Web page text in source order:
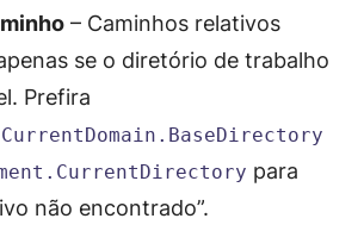
– Caminhos relativos
se o diretório de trabalho
Prefira
para
não encontrado”.